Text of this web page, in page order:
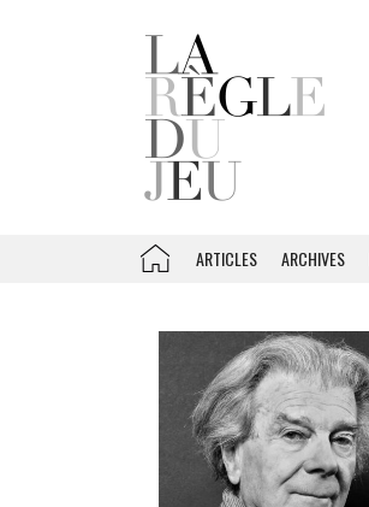
ARTICLES ARCHIVES